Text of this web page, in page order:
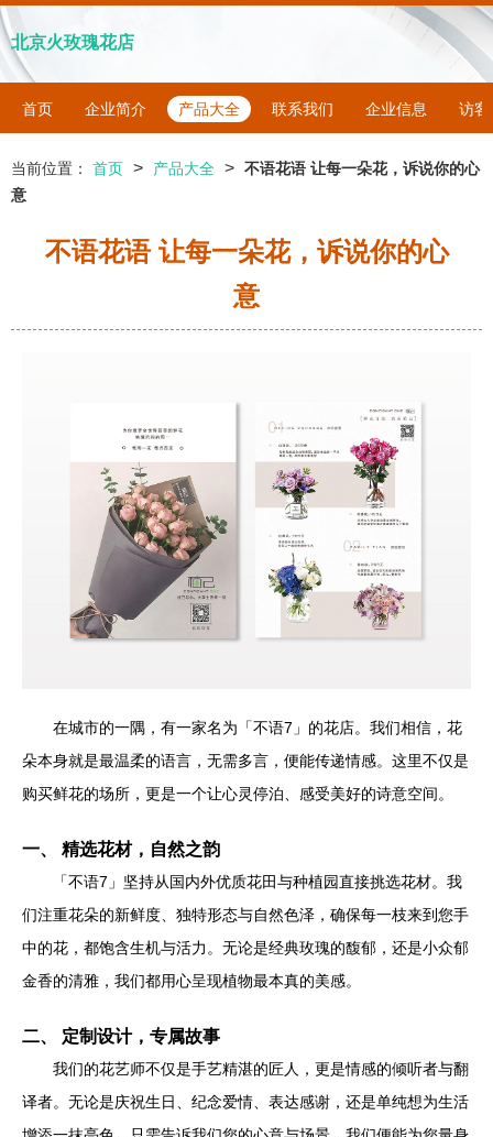
北京火玫瑰花店
首页 企业简介 产品大全 联系我们 企业信息 访客
当前位置： 首页 > 产品大全 > 不语花语 让每一朵花，诉说你的心
意
不语花语 让每一朵花，诉说你的心
意
在城市的一隅，有一家名为「不语7」的花店。我们相信，花
朵本身就是最温柔的语言，无需多言，便能传递情感。这里不仅是
购买鲜花的场所，更是一个让心灵停泊、感受美好的诗意空间。
一、 精选花材，自然之韵
「不语7」坚持从国内外优质花田与种植园直接挑选花材。我
们注重花朵的新鲜度、独特形态与自然色泽，确保每一枝来到您手
中的花，都饱含生机与活力。无论是经典玫瑰的馥郁，还是小众郁
金香的清雅，我们都用心呈现植物最本真的美感。
二、 定制设计，专属故事
我们的花艺师不仅是手艺精湛的匠人，更是情感的倾听者与翻
译者。无论是庆祝生日、纪念爱情、表达感谢，还是单纯想为生活